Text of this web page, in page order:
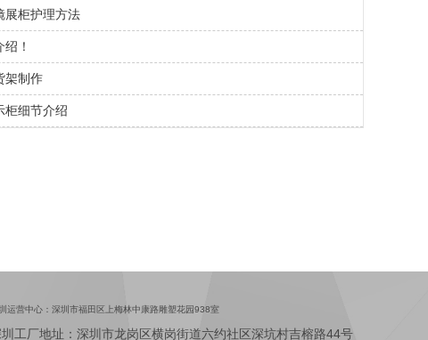
展柜护理方法
！
架制作
柜细节介绍
运营中心：深圳市福田区上梅林中康路雕塑花园938室
工厂地址：深圳市龙岗区横岗街道六约社区深坑村吉榕路44号